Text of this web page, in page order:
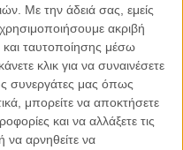
Με την άδειά σας, εμείς
ακριβή
ταυτοποίησης μέσω
κλικ για να συναινέσετε
συνεργάτες μας όπως
μπορείτε να αποκτήσετε
και να αλλάξετε τις
να αρνηθείτε να
αναλύσεις για
του χρόνου,
ότι η επάνοδος της
στο παρελθόν
την παραβίαση των
την τρομοκρατία
ισορροπία που